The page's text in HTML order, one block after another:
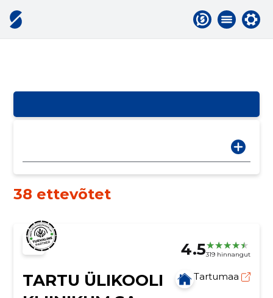
38 ettevõtet
4.5319 hinnangut
TARTU ÜLIKOOLI
Tartumaa